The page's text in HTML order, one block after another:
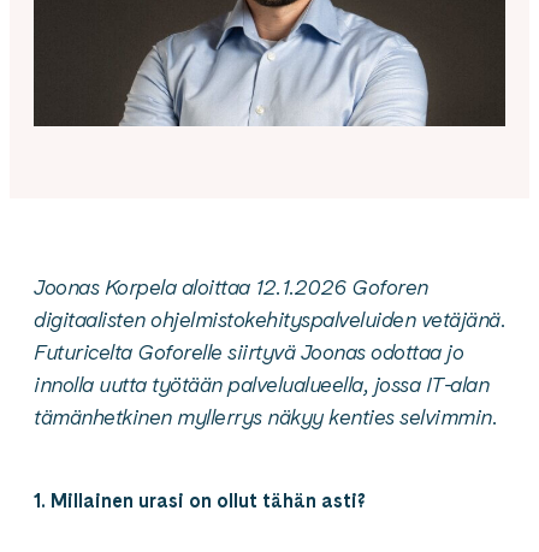
Joonas Korpela aloittaa 12.1.2026 Goforen
digitaalisten ohjelmistokehityspalveluiden vetäjänä.
Futuricelta Goforelle siirtyvä Joonas odottaa jo
innolla uutta työtään palvelualueella, jossa IT-alan
tämänhetkinen myllerrys näkyy kenties selvimmin.
1. Millainen urasi on ollut tähän asti?